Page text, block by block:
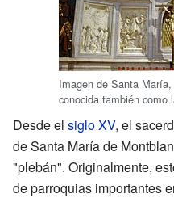
Imagen de Santa
conocida también como
Desde el siglo XV, el
de Santa María de
"plebán". Originalmente,
de parroquias importantes